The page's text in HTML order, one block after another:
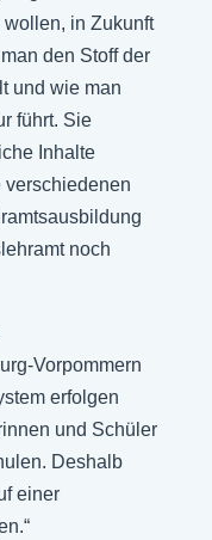
in Zukunft
den Stoff der
und wie man
führt. Sie
Inhalte
verschiedenen
noch
Vorpommern
erfolgen
und Schüler
Deshalb
einer